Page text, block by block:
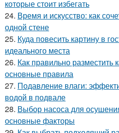
которые стоит избегать
24. Время и искусство: как
одной стене
25. Куда повесить картину в
идеального места
26. Как правильно разместить
основные правила
27. Подавление влаги:
водой в подвале
28. Выбор насоса для
основные факторы